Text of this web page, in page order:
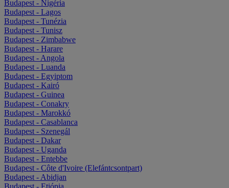
Budapest - Nigéria
Budapest - Lagos
Budapest - Tunézia
Budapest - Tunisz
Budapest - Zimbabwe
Budapest - Harare
Budapest - Angola
Budapest - Luanda
Budapest - Egyiptom
Budapest - Kairó
Budapest - Guinea
Budapest - Conakry
Budapest - Marokkó
Budapest - Casablanca
Budapest - Szenegál
Budapest - Dakar
Budapest - Uganda
Budapest - Entebbe
Budapest - Côte d'Ivoire (Elefántcsontpart)
Budapest - Abidjan